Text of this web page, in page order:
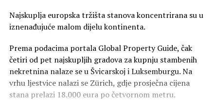
Najskuplja europska tržišta stanova koncentrirana su u
iznenađujuće malom dijelu kontinenta.
Prema podacima portala Global Property Guide, čak
četiri od pet najskupljih gradova za kupnju stambenih
nekretnina nalaze se u Švicarskoj i Luksemburgu. Na
vrhu ljestvice nalazi se Zürich, gdje prosječna cijena
stana prelazi 18.000 eura po četvornom metru.